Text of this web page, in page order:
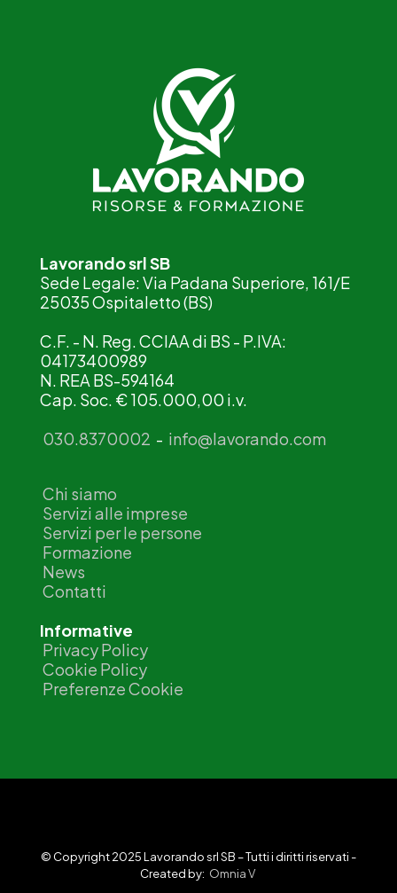
Lavorando srl SB
Sede Legale: Via Padana Superiore, 161/E
25035 Ospitaletto (BS)
C.F. - N. Reg. CCIAA di BS - P.IVA:
04173400989
N. REA BS-594164
Cap. Soc. € 105.000,00 i.v.
030.8370002 - info@lavorando.com
Chi siamo
Servizi alle imprese
Servizi per le persone
Formazione
News
Contatti
Informative
Privacy Policy
Cookie Policy
Preferenze Cookie
© Copyright 2025 Lavorando srl SB – Tutti i diritti riservati -
Created by: Omnia V